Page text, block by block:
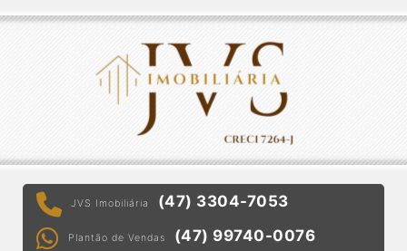
JVS Imobiliária (47) 3304-7053
Plantão de Vendas (47) 99740-0076